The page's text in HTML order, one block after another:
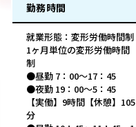
勤務時間
就業形態：変形労働時間制
1ヶ月単位の変形労働時間
制
●昼勤 7：00～17：45
●夜勤 19：00～5：45
【実働】9時間【休憩】105
分